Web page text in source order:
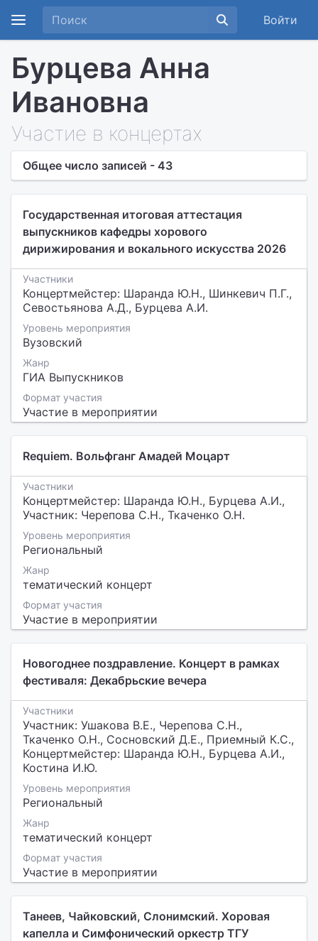
Войти
Бурцева Анна
Ивановна
Участие в концертах
Общее число записей - 43
Государственная итоговая аттестация
выпускников кафедры хорового
дирижирования и вокального искусства 2026
Участники
Концертмейстер: Шаранда Ю.Н., Шинкевич П.Г.,
Севостьянова А.Д., Бурцева А.И.
Уровень мероприятия
Вузовский
Жанр
ГИА Выпускников
Формат участия
Участие в мероприятии
Requiem. Вольфганг Амадей Моцарт
Участники
Концертмейстер: Шаранда Ю.Н., Бурцева А.И.,
Участник: Черепова С.Н., Ткаченко О.Н.
Уровень мероприятия
Региональный
Жанр
тематический концерт
Формат участия
Участие в мероприятии
Новогоднее поздравление. Концерт в рамках
фестиваля: Декабрьские вечера
Участники
Участник: Ушакова В.Е., Черепова С.Н.,
Ткаченко О.Н., Сосновский Д.Е., Приемный К.С.,
Концертмейстер: Шаранда Ю.Н., Бурцева А.И.,
Костина И.Ю.
Уровень мероприятия
Региональный
Жанр
тематический концерт
Формат участия
Участие в мероприятии
Танеев, Чайковский, Слонимский. Хоровая
капелла и Симфонический оркестр ТГУ